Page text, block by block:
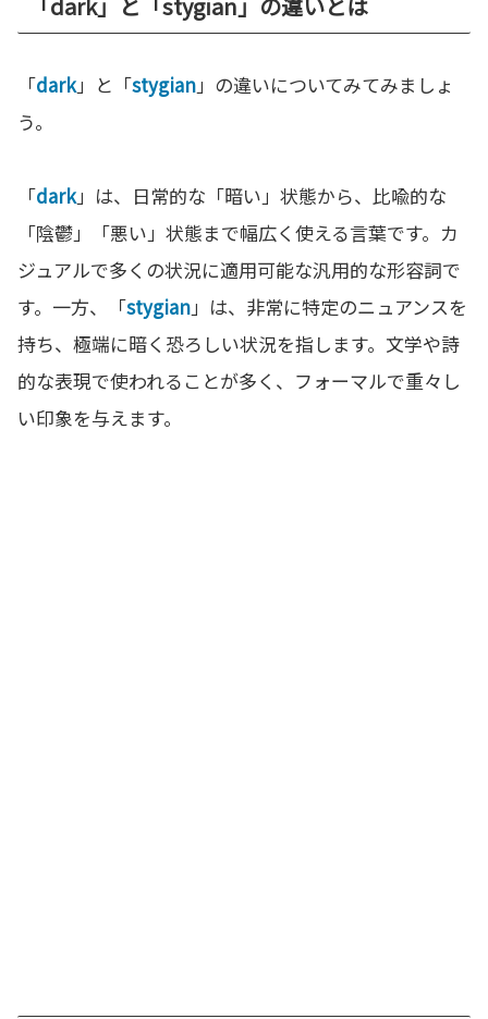
「dark」と「stygian」の違いについてみてみましょ
う。
「dark」は、日常的な「暗い」状態から、比喩的な
「陰鬱」「悪い」状態まで幅広く使える言葉です。カ
ジュアルで多くの状況に適用可能な汎用的な形容詞で
す。一方、「stygian」は、非常に特定のニュアンスを
持ち、極端に暗く恐ろしい状況を指します。文学や詩
的な表現で使われることが多く、フォーマルで重々し
い印象を与えます。